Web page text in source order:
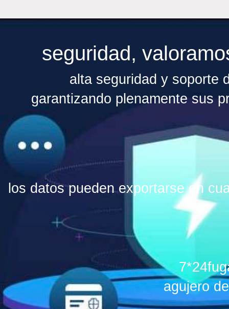
seguridad,
alta seguridad y soporte
garantizando plenamente sus
los datos pueden exportarse en
agujero